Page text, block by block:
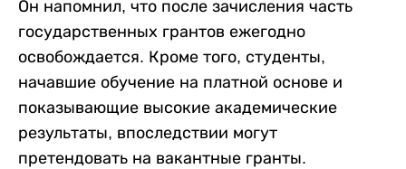
Он напомнил, что после зачисления часть
государственных грантов ежегодно
освобождается. Кроме того, студенты,
начавшие обучение на платной основе и
показывающие высокие академические
результаты, впоследствии могут
претендовать на вакантные гранты.